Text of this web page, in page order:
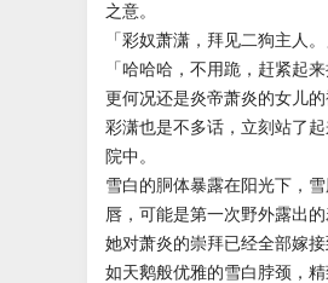
之意。
「彩奴萧潇，拜见二狗主人
「哈哈哈，不用跪，赶紧起
更何况还是炎帝萧炎的女儿的
彩潇也是不多话，立刻站了
院中。
雪白的胴体暴露在阳光下，
唇，可能是第一次野外露出
她对萧炎的崇拜已经全部嫁接
如天鹅般优雅的雪白脖颈，